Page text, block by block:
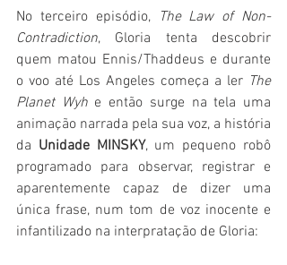
No terceiro episódio, The Law of Non-
Contradiction, Gloria tenta descobrir
quem matou Ennis/Thaddeus e durante
o voo até Los Angeles começa a ler The
Planet Wyh e então surge na tela uma
animação narrada pela sua voz, a história
da Unidade MINSKY, um pequeno robô
programado para observar, registrar e
aparentemente capaz de dizer uma
única frase, num tom de voz inocente e
infantilizado na interpratação de Gloria: